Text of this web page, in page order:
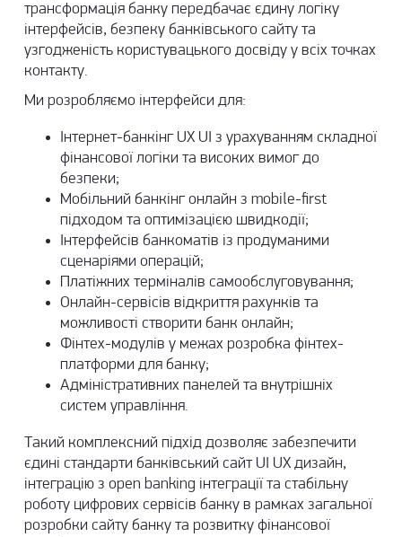
трансформація банку передбачає єдину логіку
інтерфейсів, безпеку банківського сайту та
узгодженість користувацького досвіду у всіх точках
контакту.
Ми розробляємо інтерфейси для:
Інтернет-банкінг UX UI з урахуванням складної
фінансової логіки та високих вимог до
безпеки;
Мобільний банкінг онлайн з mobile-first
підходом та оптимізацією швидкодії;
Інтерфейсів банкоматів із продуманими
сценаріями операцій;
Платіжних терміналів самообслуговування;
Онлайн-сервісів відкриття рахунків та
можливості створити банк онлайн;
Фінтех-модулів у межах розробка фінтех-
платформи для банку;
Адміністративних панелей та внутрішніх
систем управління.
Такий комплексний підхід дозволяє забезпечити
єдині стандарти банківський сайт UI UX дизайн,
інтеграцію з open banking інтеграції та стабільну
роботу цифрових сервісів банку в рамках загальної
розробки сайту банку та розвитку фінансової